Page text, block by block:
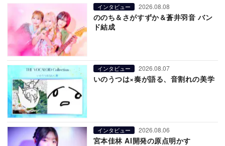
インタビュー 2026.08.08
ののち＆さがすずか＆蒼井羽音 バン
ド結成
インタビュー 2026.08.07
いのうつは×奏が語る、音割れの美学
インタビュー 2026.08.06
宮本佳林 AI開発の原点明かす